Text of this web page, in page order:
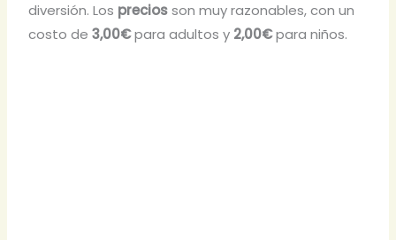
diversión. Los preciosson muy razonables, con un
costo de3,00€para adultos y 2,00€para niños.